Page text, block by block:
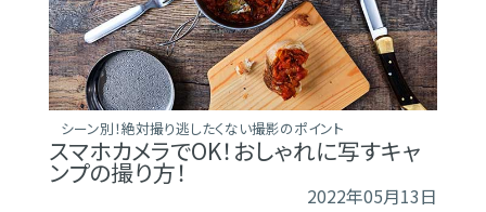
シーン別！絶対撮り逃したくない撮影のポイント
スマホカメラでOK！おしゃれに写すキャ
ンプの撮り方！
2022年05月13日